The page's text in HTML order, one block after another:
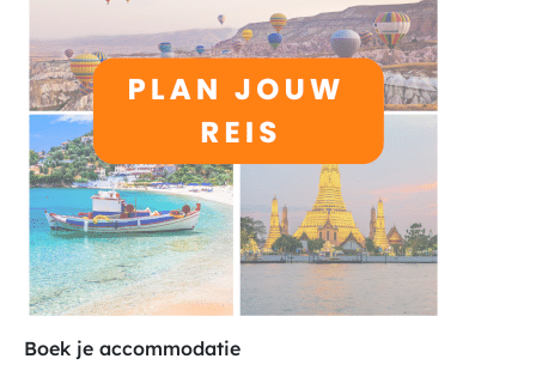
Boek je accommodatie